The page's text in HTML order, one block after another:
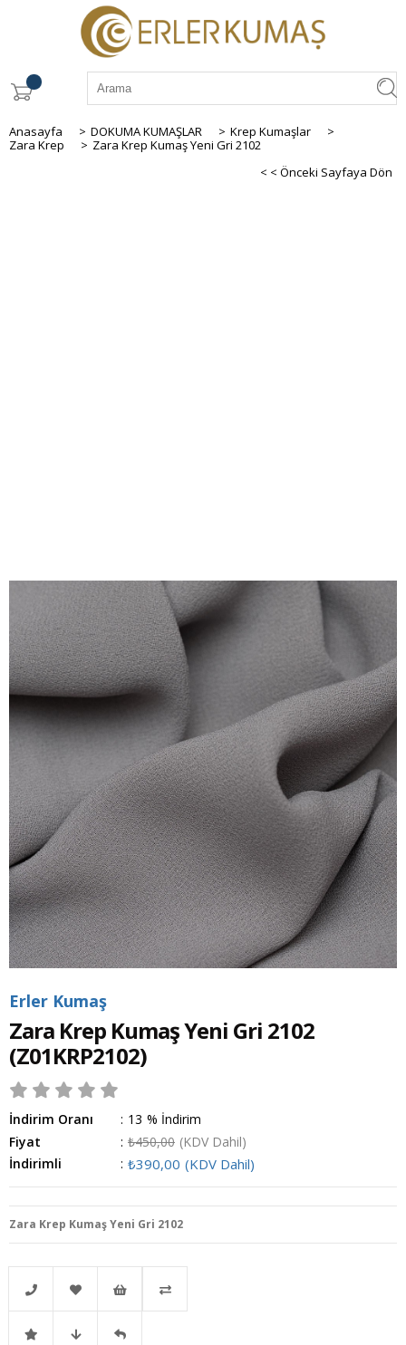
Anasayfa > DOKUMA KUMAŞLAR > Krep Kumaşlar
>
Zara Krep
> Zara Krep Kumaş Yeni Gri 2102
< < Önceki Sayfaya Dön
Erler Kumaş
Zara Krep Kumaş Yeni Gri 2102
(Z01KRP2102)
İndirim Oranı : %
13
İndirim
Fiyat
: ₺450,00 (KDV Dahil)
İndirimli
: ₺390,00 (KDV Dahil)
Zara Krep Kumaş Yeni Gri 2102
Telefonla Favorilere İstek